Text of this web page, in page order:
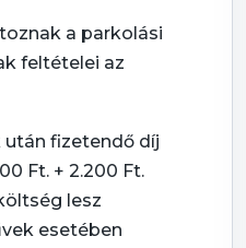
a parkolási
feltételei az
után fizetendő díj
Ft. + 2.200 Ft.
lesz
esetében